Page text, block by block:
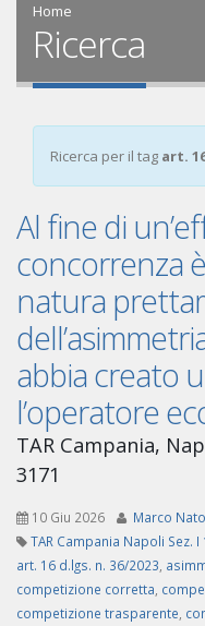
Home
Ricerca
Ricerca per il tag art.
Al fine di
concorrenza
natura
abbia creato
l’operatore
TAR Campania,
3171
10 Giu 2026
Marco
TAR Campania Napoli Sez. I
art. 16 d.lgs. n. 36/2023
competizione corretta
competizione trasparente